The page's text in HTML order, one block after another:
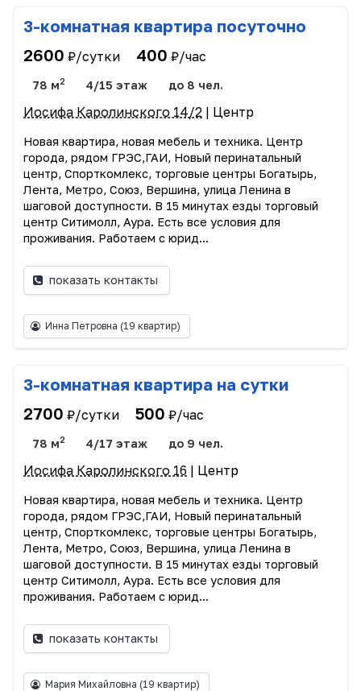
3-комнатная квартира посуточно
2600 ₽/сутки 400 ₽/час
78 м2 4/15 этаж до 8 чел.
Иосифа Каролинского 14/2 | Центр
Новая квартира, новая мебель и техника. Центр
города, рядом ГРЭС,ГАИ, Новый перинатальный
центр, Спорткомлекс, торговые центры Богатырь,
Лента, Метро, Союз, Вершина, улица Ленина в
шаговой доступности. В 15 минутах езды торговый
центр Ситимолл, Аура. Есть все условия для
проживания. Работаем с юрид...
показать контакты
Инна Петровна (19 квартир)
3-комнатная квартира на сутки
2700 ₽/сутки 500 ₽/час
78 м2 4/17 этаж до 9 чел.
Иосифа Каролинского 16 | Центр
Новая квартира, новая мебель и техника. Центр
города, рядом ГРЭС,ГАИ, Новый перинатальный
центр, Спорткомлекс, торговые центры Богатырь,
Лента, Метро, Союз, Вершина, улица Ленина в
шаговой доступности. В 15 минутах езды торговый
центр Ситимолл, Аура. Есть все условия для
проживания. Работаем с юрид...
показать контакты
Мария Михайловна (19 квартир)